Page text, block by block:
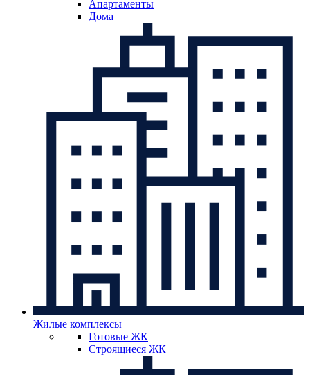
Апартаменты
Дома
Жилые комплексы
Готовые ЖК
Строящиеся ЖК